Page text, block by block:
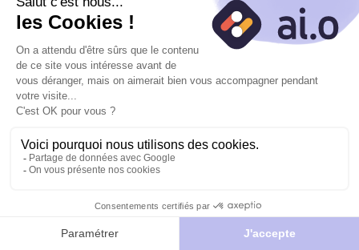
Objectif du poste:Rejoignez l'équipe de Keolis en tant qu'Agent
Commercial de Conduite pour assurer un transport sûr et
confortable des voyageurs.
Missions:
Transporter les voyageurs en toute sécurité, ponctualité et
confort
Gérer les titres de transport et veiller à la sécurité du
véhicule
Postuler
vers le site
partenaire
Je
Postuler